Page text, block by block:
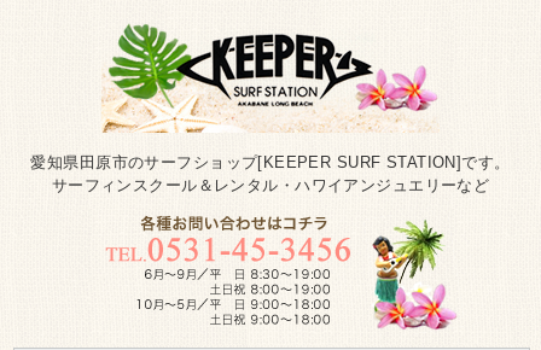
愛知県田原市のサーフショップ[KEEPER SURF STATION]です。
サーフィンスクール＆レンタル・ハワイアンジュエリーなど